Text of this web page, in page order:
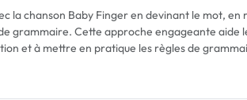
la chanson Baby Finger en devinant le mot, en
grammaire. Cette approche engageante aide
et à mettre en pratique les règles de